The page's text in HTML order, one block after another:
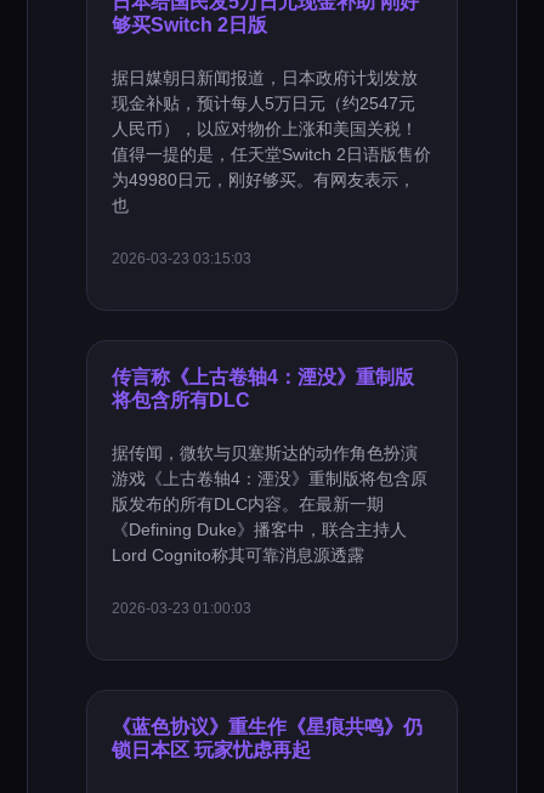
够买Switch 2日版
据日媒朝日新闻报道，日本政府计划发放
现金补贴，预计每人5万日元（约2547元
人民币），以应对物价上涨和美国关税！
值得一提的是，任天堂Switch 2日语版售价
为49980日元，刚好够买。有网友表示，
也
2026-03-23 03:15:03
传言称《上古卷轴4：湮没》重制版
将包含所有DLC
据传闻，微软与贝塞斯达的动作角色扮演
游戏《上古卷轴4：湮没》重制版将包含原
版发布的所有DLC内容。在最新一期
《Defining Duke》播客中，联合主持人
Lord Cognito称其可靠消息源透露
2026-03-23 01:00:03
《蓝色协议》重生作《星痕共鸣》仍
锁日本区 玩家忧虑再起